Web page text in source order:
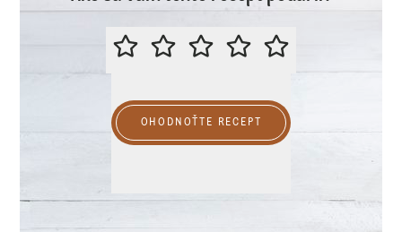
PROSÍME VÁS O OHODNOTENIE
OHODNOŤTE RECEPT